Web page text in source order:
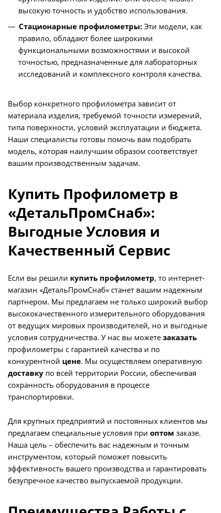
высокую точность и удобство использования.
Стационарные профилометры: Эти модели, как
правило, обладают более широкими
функциональными возможностями и высокой
точностью, предназначенные для лабораторных
исследований и комплексного контроля качества.
Выбор конкретного профилометра зависит от
материала изделия, требуемой точности измерений,
типа поверхности, условий эксплуатации и бюджета.
Наши специалисты готовы помочь вам подобрать
модель, которая наилучшим образом соответствует
вашим производственным задачам.
Купить Профилометр в
«ДетальПромСнаб»:
Выгодные Условия и
Качественный Сервис
Если вы решили купить профилометр, то интернет-
магазин «ДетальПромСнаб» станет вашим надежным
партнером. Мы предлагаем не только широкий выбор
высококачественного измерительного оборудования
от ведущих мировых производителей, но и выгодные
условия сотрудничества. У нас вы можете заказать
профилометры с гарантией качества и по
конкурентной цене. Мы осуществляем оперативную
доставку по всей территории России, обеспечивая
сохранность оборудования в процессе
транспортировки.
Для крупных предприятий и постоянных клиентов мы
предлагаем специальные условия при оптом заказе.
Наша цель – обеспечить вас надежным и точным
инструментом, который поможет повысить
эффективность вашего производства и гарантировать
безупречное качество выпускаемой продукции.